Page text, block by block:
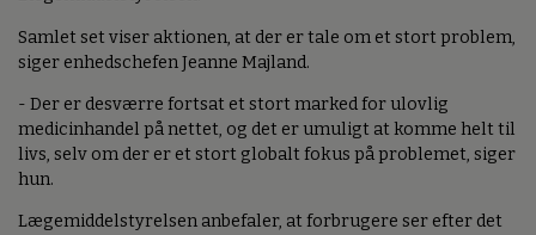
Samlet set viser aktionen, at der er tale om et stort problem,
siger enhedschefen Jeanne Majland.
- Der er desværre fortsat et stort marked for ulovlig
medicinhandel på nettet, og det er umuligt at komme helt til
livs, selv om der er et stort globalt fokus på problemet, siger
hun.
Lægemiddelstyrelsen anbefaler, at forbrugere ser efter det